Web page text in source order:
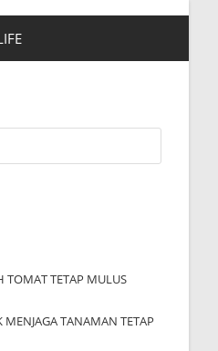
TOMAT TETAP MULUS
MENJAGA TANAMAN TETAP